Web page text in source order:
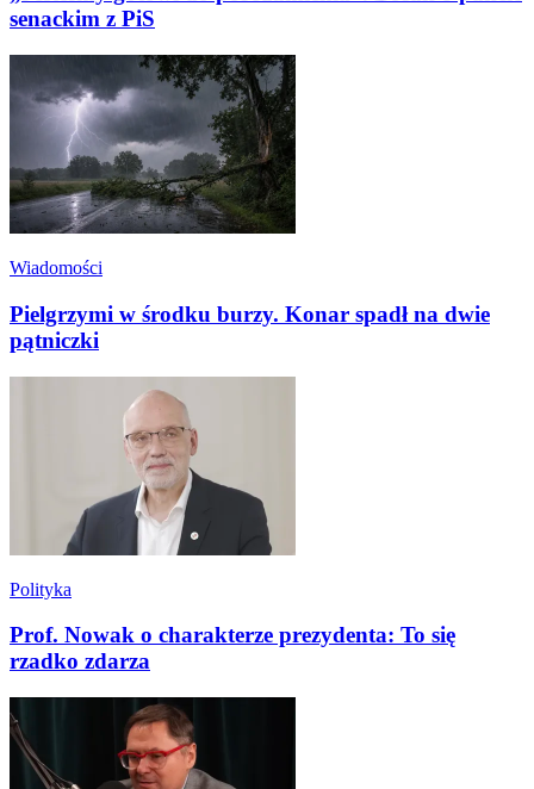
senackim z PiS
Wiadomości
Pielgrzymi w środku burzy. Konar spadł na dwie
pątniczki
Polityka
Prof. Nowak o charakterze prezydenta: To się
rzadko zdarza